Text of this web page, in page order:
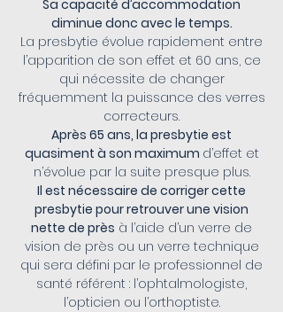
Sa capacité d’accommodation
diminue donc avec le temps.
La presbytie évolue rapidement entre
l’apparition de son effet et 60 ans, ce
qui nécessite de changer
fréquemment la puissance des verres
correcteurs.
Après 65 ans, la presbytie est
quasiment à son maximum d’effet et
n’évolue par la suite presque plus.
Il est nécessaire de corriger cette
presbytie pour retrouver une vision
nette de près à l’aide d’un verre de
vision de près ou un verre technique
qui sera défini par le professionnel de
santé référent : l’ophtalmologiste,
l’opticien ou l’orthoptiste.